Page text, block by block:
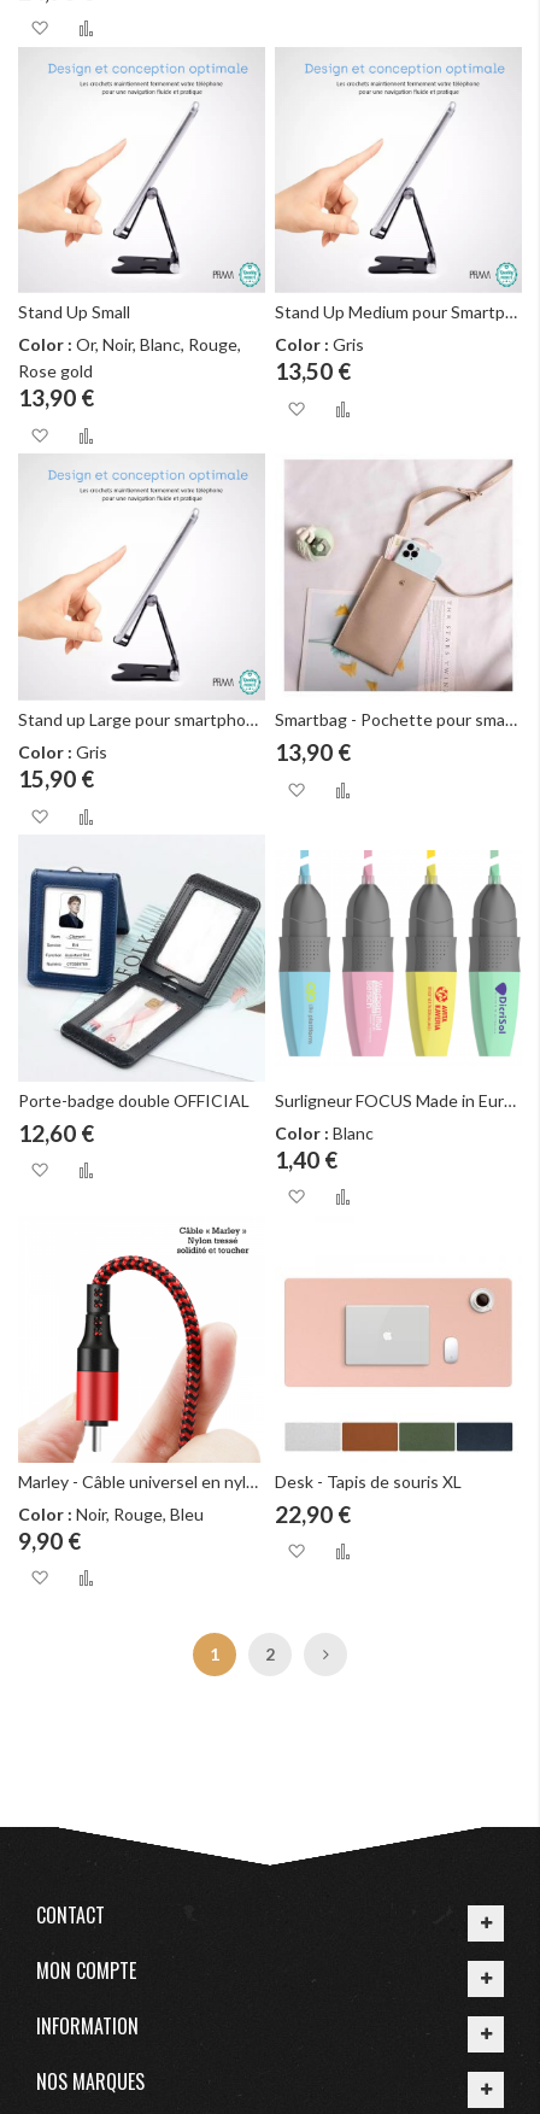
Ajouter à ma liste d’envie
Stand Up Small
Color : Or, Noir, Blanc, Rouge,
Rose gold
13,90 €
Ajouter à ma liste d’envie
Stand Up Medium pour Smartphones
Color :Gris
13,50 €
Ajouter à ma liste
Stand up Large pour smartphones
Color : Gris
15,90 €
Ajouter à ma liste d’envie
Smartbag - Pochette pour smartphone
13,90 €
Ajouter à ma liste
Porte-badge double OFFICIAL
12,60 €
Ajouter à ma liste d’envie
Ajouter au comparateur
Surligneur FOCUS Made in Europe
Color :Blanc
1,40 €
Ajouter à ma liste
Marley - Câble universel en nylon Tressé 5 en 1
Color : Noir, Rouge, Bleu
9,90 €
Ajouter à ma liste d’envie
Desk - Tapis de souris XL
22,90 €
Ajouter à ma liste
PageVous lisez actuellement la page
1 2 Suivant
CONTACT
MON COMPTE
INFORMATION
NOS MARQUES